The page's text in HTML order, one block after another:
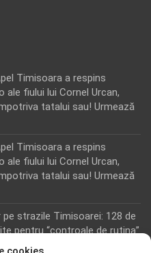
Timisoara a respins
ale fiului lui Cornel Urcan,
tatalui sau! Urmează
Timisoara a respins
ale fiului lui Cornel Urcan,
tatalui sau! Urmează
strazile Timisoarei: 128 de
pentru “controale de rutina”